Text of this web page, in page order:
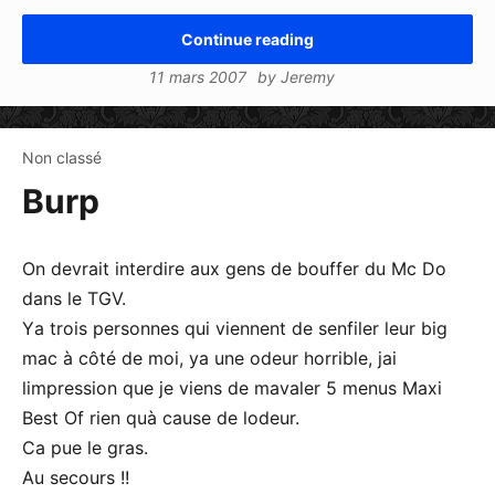
Continue reading
11 mars 2007 by Jeremy
Non classé
Burp
On devrait interdire aux gens de bouffer du Mc Do
dans le TGV.
Ya trois personnes qui viennent de senfiler leur big
mac à côté de moi, ya une odeur horrible, jai
limpression que je viens de mavaler 5 menus Maxi
Best Of rien quà cause de lodeur.
Ca pue le gras.
Au secours !!